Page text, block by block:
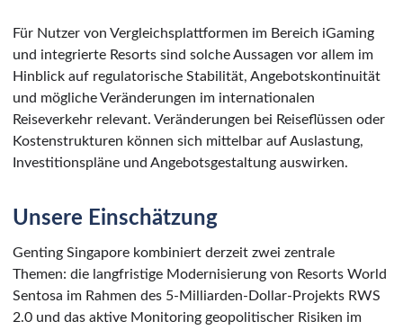
Für Nutzer von Vergleichsplattformen im Bereich iGaming
und integrierte Resorts sind solche Aussagen vor allem im
Hinblick auf regulatorische Stabilität, Angebotskontinuität
und mögliche Veränderungen im internationalen
Reiseverkehr relevant. Veränderungen bei Reiseflüssen oder
Kostenstrukturen können sich mittelbar auf Auslastung,
Investitionspläne und Angebotsgestaltung auswirken.
Unsere Einschätzung
Genting Singapore kombiniert derzeit zwei zentrale
Themen: die langfristige Modernisierung von Resorts World
Sentosa im Rahmen des 5-Milliarden-Dollar-Projekts RWS
2.0 und das aktive Monitoring geopolitischer Risiken im